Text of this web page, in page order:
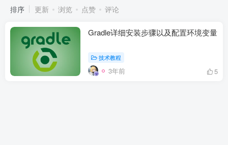
排序 更新 浏览 点赞 评论
Gradle详细安装步骤以及配置环境变量
技术教程
3年前 5